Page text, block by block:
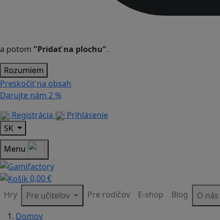
a potom "Pridať na plochu".
Rozumiem
Preskočiť na obsah
Darujte nám 2 %
Registrácia
Prihlásenie
SK
Menu
0,00 €
Hry
Pre učiteľov Pre rodičov E-shop Blog
O nás
Domov